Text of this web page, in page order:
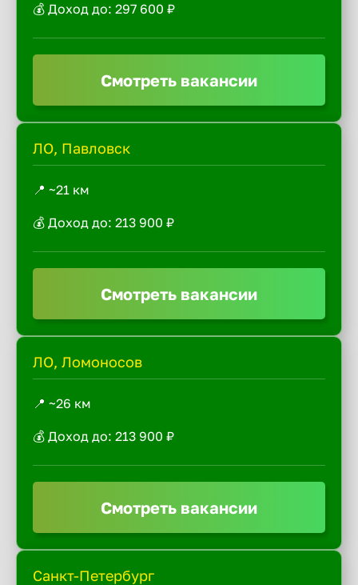
💰 Доход до: 297 600 ₽
Смотреть вакансии
ЛО, Павловск
📍 ~21 км
💰 Доход до: 213 900 ₽
Смотреть вакансии
ЛО, Ломоносов
📍 ~26 км
💰 Доход до: 213 900 ₽
Смотреть вакансии
Санкт-Петербург